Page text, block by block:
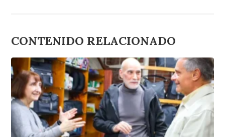
CONTENIDO RELACIONADO